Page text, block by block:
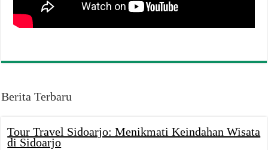
Berita Terbaru
Tour Travel Sidoarjo: Menikmati Keindahan Wisata
di Sidoarjo